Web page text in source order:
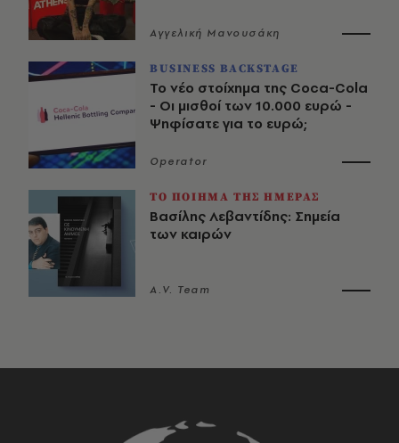
Αγγελική Μανουσάκη
BUSINESS BACKSTAGE
Το νέο στοίχημα της Coca-Cola
- Οι μισθοί των 10.000 ευρώ -
Ψηφίσατε για το ευρώ;
Operator
ΤΟ ΠΟΙΗΜΑ ΤΗΣ ΗΜΕΡΑΣ
Βασίλης Λεβαντίδης: Σημεία
των καιρών
A.V. Team